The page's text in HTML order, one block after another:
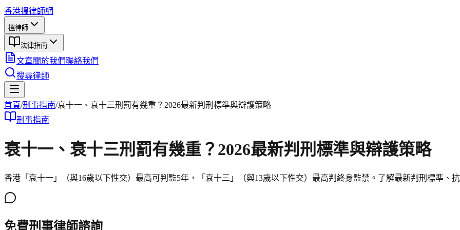
香港搵律師網
搵律師
法律指南
文章關於我們聯絡我們
搜尋律師
首頁/刑事指南/衰十一、衰十三刑罰有幾重？2026最新判刑標準與辯護策略
刑事指南
衰十一、衰十三刑罰有幾重？2026最新判刑標準與辯護策略
香港「衰十一」（與16歲以下性交）最高可判監5年，「衰十三」（與13歲以下性交）最高判終身監禁。了解最新判刑標準、
免費刑事律師諮詢